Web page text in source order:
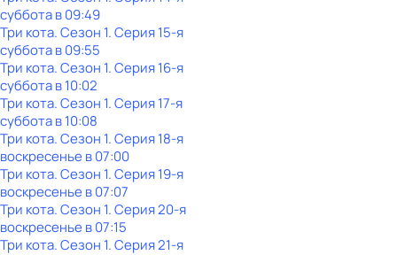
субботав09:49
Три кота. Сезон 1. Серия 15-я
субботав09:55
Три кота. Сезон 1. Серия 16-я
субботав10:02
Три кота. Сезон 1. Серия 17-я
субботав10:08
Три кота. Сезон 1. Серия 18-я
воскресенье в07:00
Три кота. Сезон 1. Серия 19-я
воскресенье в07:07
Три кота. Сезон 1. Серия 20-я
воскресенье в07:15
Три кота. Сезон 1. Серия 21-я